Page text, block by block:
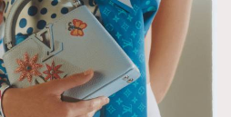
TRENDING
DressLikeAParisienne